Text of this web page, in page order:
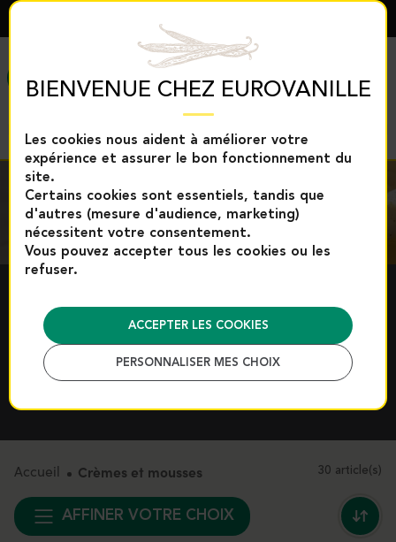
BIENVENUE CHEZ EUROVANILLE
Les cookies nous aident à améliorer votre
expérience et assurer le bon fonctionnement du
site.
Certains cookies sont essentiels, tandis que
d'autres (mesure d'audience, marketing)
nécessitent votre consentement.
Vous pouvez accepter tous les cookies ou les
refuser.
ACCEPTER LES COOKIES
PERSONNALISER MES CHOIX
MENU
CRÈMES ET MOUSSES
Vanille naturelle, épices et produits professionnels pour
sublimer vos crèmes pâtissières, crèmes anglaises, mousselines,
bavaroises et mousses aériennes. Des ingrédients adaptés aux
Accueil Crèmes et mousses 30 article(s)
AFFINER VOTRE CHOIX